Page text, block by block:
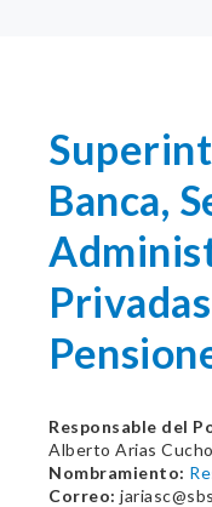
Banca,
Responsable del
Alberto Arias Cucho
Nombramiento:
Correo: